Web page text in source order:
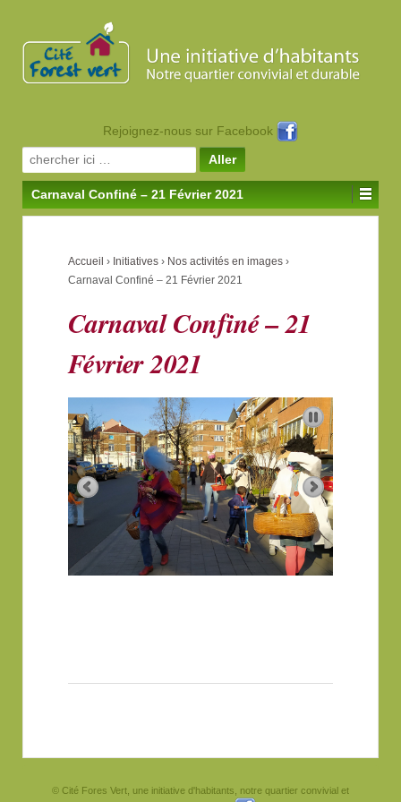
Rejoignez-nous sur Facebook
Search for:
Carnaval Confiné – 21 Février 2021
Accueil › Initiatives › Nos activités en images ›
Carnaval Confiné – 21 Février 2021
Carnaval Confiné – 21
Février 2021
© Cité Fores Vert, une initiative d'habitants, notre quartier convivial et